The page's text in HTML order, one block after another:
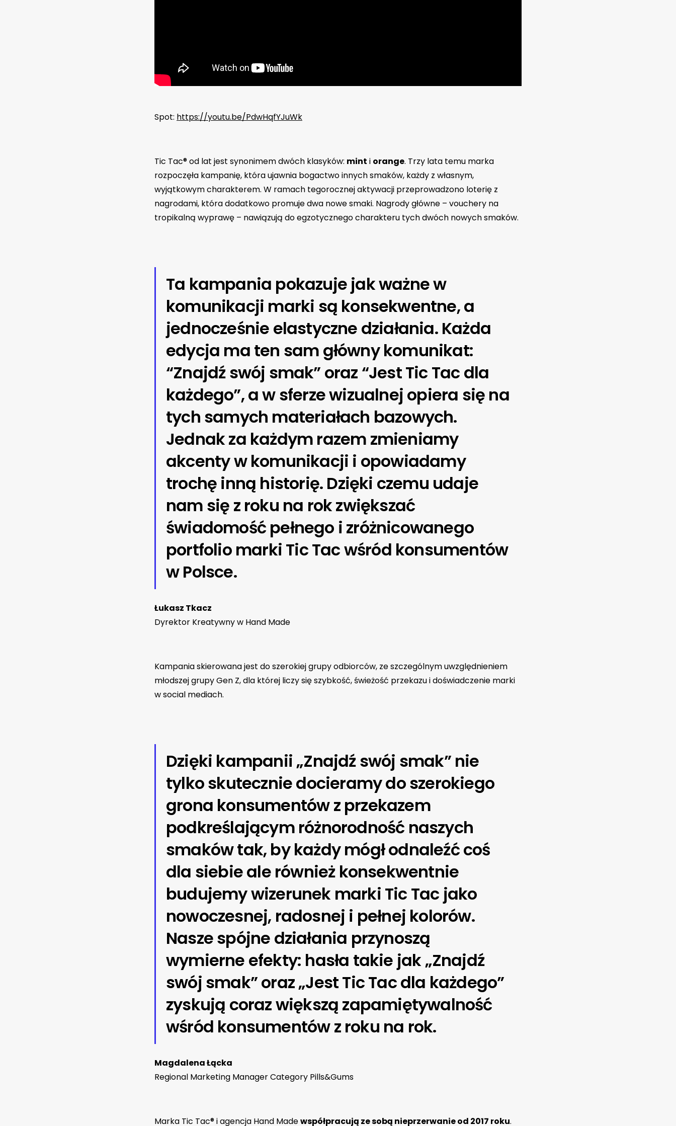
Spot: https://youtu.be/PdwHqfYJuWk
Tic Tac® od lat jest synonimem dwóch klasyków: mint i orange. Trzy lata temu marka
rozpoczęła kampanię, która ujawnia bogactwo innych smaków, każdy z własnym,
wyjątkowym charakterem. W ramach tegorocznej aktywacji przeprowadzono loterię z
nagrodami, która dodatkowo promuje dwa nowe smaki. Nagrody główne – vouchery na
tropikalną wyprawę – nawiązują do egzotycznego charakteru tych dwóch nowych smaków.
Ta kampania pokazuje jak ważne w
komunikacji marki są konsekwentne, a
jednocześnie elastyczne działania. Każda
edycja ma ten sam główny komunikat:
“Znajdź swój smak” oraz “Jest Tic Tac dla
każdego”, a w sferze wizualnej opiera się na
tych samych materiałach bazowych.
Jednak za każdym razem zmieniamy
akcenty w komunikacji i opowiadamy
trochę inną historię. Dzięki czemu udaje
nam się z roku na rok zwiększać
świadomość pełnego i zróżnicowanego
portfolio marki Tic Tac wśród konsumentów
w Polsce.
Łukasz Tkacz
Dyrektor Kreatywny w Hand Made
Kampania skierowana jest do szerokiej grupy odbiorców, ze szczególnym uwzględnieniem
młodszej grupy Gen Z, dla której liczy się szybkość, świeżość przekazu i doświadczenie marki
w social mediach.
Dzięki kampanii „Znajdź swój smak” nie
tylko skutecznie docieramy do szerokiego
grona konsumentów z przekazem
podkreślającym różnorodność naszych
smaków tak, by każdy mógł odnaleźć coś
dla siebie ale również konsekwentnie
budujemy wizerunek marki Tic Tac jako
nowoczesnej, radosnej i pełnej kolorów.
Nasze spójne działania przynoszą
wymierne efekty: hasła takie jak „Znajdź
swój smak” oraz „Jest Tic Tac dla każdego”
zyskują coraz większą zapamiętywalność
wśród konsumentów z roku na rok.
Magdalena Łącka
Regional Marketing Manager Category Pills&Gums
Marka Tic Tac® i agencja Hand Madewspółpracują ze sobą nieprzerwanie od 2017 roku.